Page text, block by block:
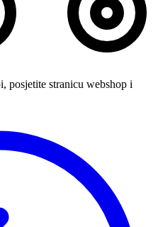
posjetite stranicu webshop i